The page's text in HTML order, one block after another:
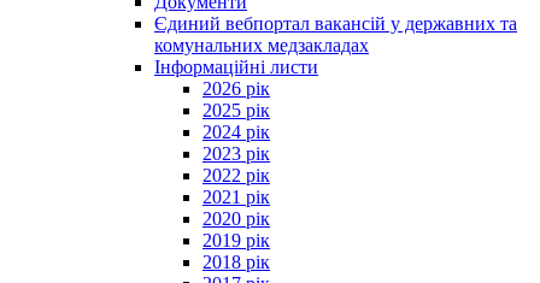
Єдиний вебпортал вакансій у державних та
комунальних медзакладах
Інформаційні листи
2026 рік
2025 рік
2024 рік
2023 рік
2022 рік
2021 рік
2020 рік
2019 рік
2018 рік